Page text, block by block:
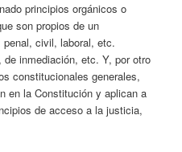
principios orgánicos o
son propios de un
civil, laboral, etc.
inmediación, etc. Y, por otro
constitucionales generales,
en la Constitución y aplican a
de acceso a la justicia,